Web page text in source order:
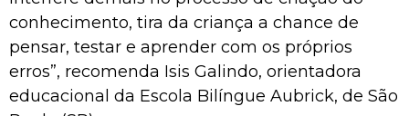
conhecimento, tira da criança a chance de
pensar, testar e aprender com os próprios
erros”, recomenda Isis Galindo, orientadora
educacional da Escola Bilíngue Aubrick, de São